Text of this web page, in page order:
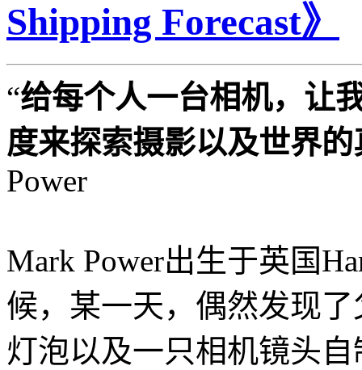
Shipping Forecast》
“给每个人一台相机，让
度来探索摄影以及世界的
Power
Mark Power出生于英国
候，某一天，偶然发现
灯泡以及一只相机镜头